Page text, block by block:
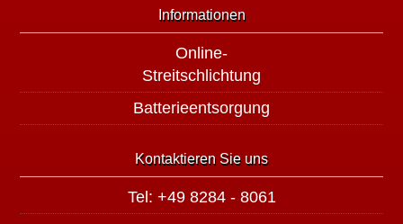
Informationen
Online-
Streitschlichtung
Batterieentsorgung
Kontaktieren Sie uns
Tel: +49 8284 - 8061